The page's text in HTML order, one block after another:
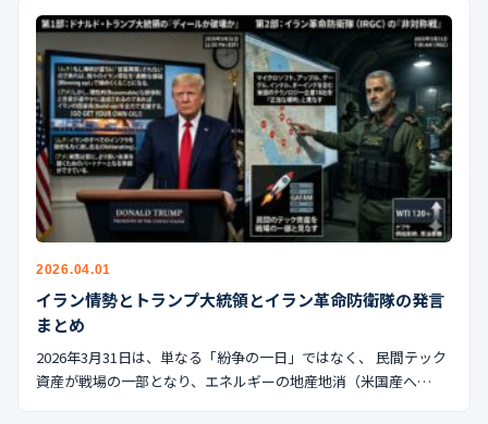
コンテナ ▼
中古パレット
再生原料 ▼
梱包資材 ▼
イラン情勢まとめ
公式ブログ
会社案内
🇺🇸🇰🇷🇹🇼🇻🇳
2026.04.01
イラン情勢とトランプ大統領とイラン革命防衛隊の発言
まとめ
2026年3月31日は、単なる「紛争の一日」ではなく、 民間テック
資産が戦場の一部となり、エネルギーの地産地消（米国産へ…